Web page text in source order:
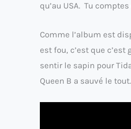
qu’au USA. Tu
Comme l’album est
est fou, c’est que
sentir le sapin pour
Queen B a sauvé le tout.